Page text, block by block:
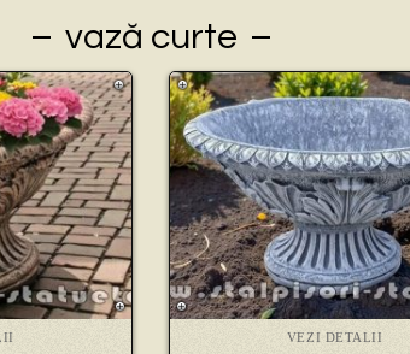
vază curte
VEZI DETALII